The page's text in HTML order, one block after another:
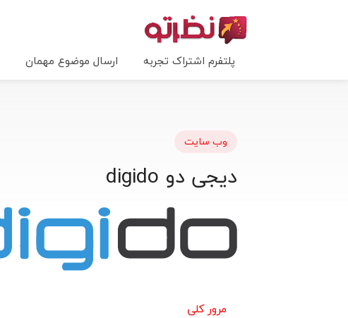
پلتفرم اشتراک تجربه ارسال موضوع مهمان
وب سایت
دیجی دو digido
مرور کلی